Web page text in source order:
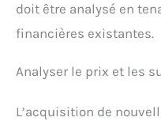
doit être analysé en
financières existantes.
Analyser le prix et les
L’acquisition de